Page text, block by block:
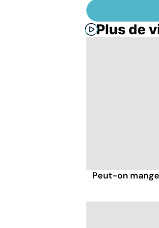
Plus de
Peut-on